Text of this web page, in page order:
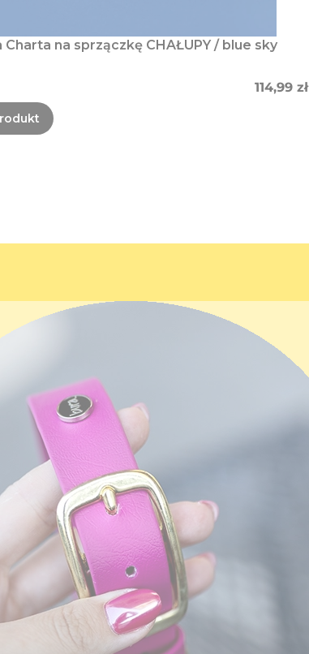
Charta na sprzączkę CHAŁUPY / blue sky
Cena
114,99 zł